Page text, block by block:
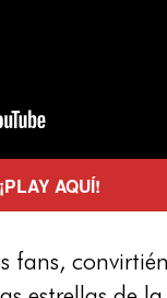
¡PLAY AQUÍ!